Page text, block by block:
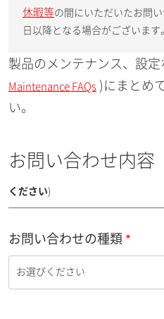
休暇等の間にいただいたお問
日以降となる場合がございます
製品のメンテナンス、設
Maintenance FAQs )にまとめ
い。
お問い合わせ内容
ください)
お問い合わせの種類